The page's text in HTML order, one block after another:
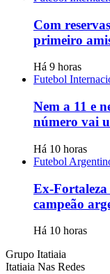
Com
primeiro
Há 9 horas
Futebol
Nem a 11 e
número vai
Há 10 horas
Futebol
Ex-Fortaleza
campeão
Há 10 horas
Grupo Itatiaia
Itatiaia Nas Redes